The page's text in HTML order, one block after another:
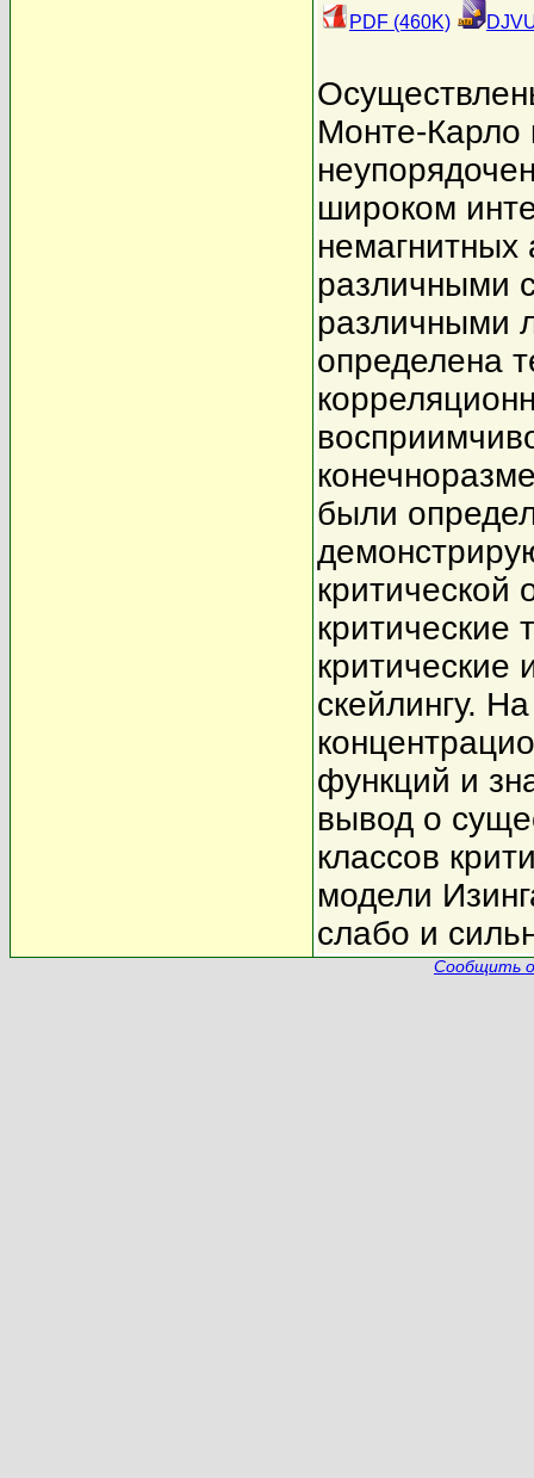
PDF (460K)
Монте-Карло
широком
различными
различными
определена
были
критической
критические
критические
скейлингу.
функций и
вывод о
классов
модели
слабо и
Сообщить о